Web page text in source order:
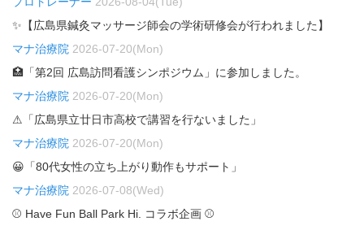
✨【広島県鍼灸マッサージ師会の学術研修会が行われました】
マナ治療院 2026-07-20(Mon)
🏥「第2回 広島訪問看護シンポジウム」に参加しました。
マナ治療院 2026-07-20(Mon)
⚠「広島県立廿日市高校で講習を行ないました」
マナ治療院 2026-07-20(Mon)
😀「80代女性の立ち上がり動作もサポート」
マナ治療院 2026-07-08(Wed)
⚾ Have Fun Ball Park Hi. コラボ企画 ⚾